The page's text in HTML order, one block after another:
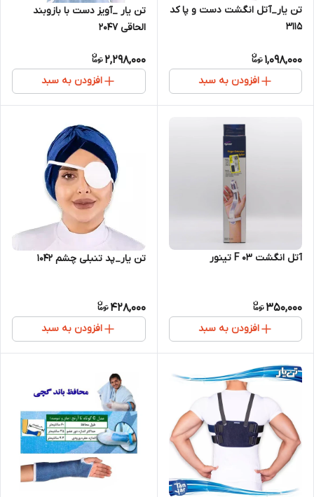
تن یار_آتل انگشت دست و پا کد
3115
1,098,000
افزودن به سبد
تن یار _آویز دست با بازوبند
الحاقی 2047
2,298,000
افزودن به سبد
آتل انگشت F 03 تینور
350,000
افزودن به سبد
تن یار_پد تنبلی چشم 1042
428,000
افزودن به سبد